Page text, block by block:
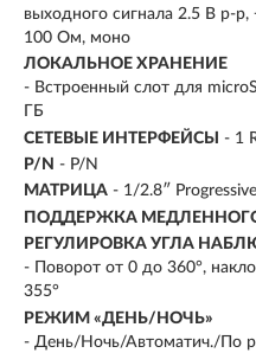
выходного сигнала 2.5 В p-
100 Ом, моно
ЛОКАЛЬНОЕ ХРАНЕНИЕ
- Встроенный слот для
ГБ
СЕТЕВЫЕ ИНТЕРФЕЙСЫ
- 1
P/N - P/N
МАТРИЦА - 1/2.8″
ПОДДЕРЖКА
РЕГУЛИРОВКА УГЛА
- Поворот от 0 до 360°,
355°
РЕЖИМ «ДЕНЬ/НОЧЬ»
- День/Ночь/Автоматич./По